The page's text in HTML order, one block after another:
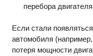
перебора
Если стали
автомобиля
потеря мощности